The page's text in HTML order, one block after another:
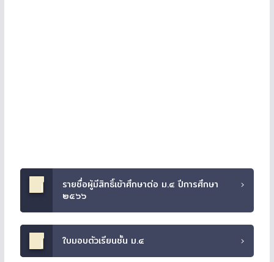
รายชื่อผู้มีสิทธิ์เข้าศึกษาต่อ ม.๔ ปีการศึกษา
๒๕๖๖
ใบมอบตัวเรียนชั้น ม.๔